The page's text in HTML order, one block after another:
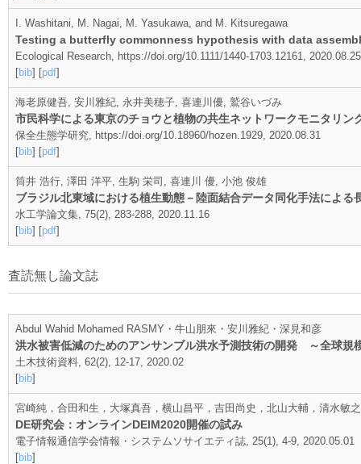
I. Washitani, M. Nagai, M. Yasukawa, and M. Kitsuregawa
Testing a butterfly commonness hypothesis with data
Ecological Research, https://doi.org/10.1111/1440-1703.12161, 2020.08.25
[bib] [pdf]
海老原健吾, 安川雅紀, 永井美穂子, 喜連川優, 鷲谷いづみ
市民科学による東京のチョウと植物の共生ネットワークモニタリン
保全生態学研究, https://doi.org/10.18960/hozen.1929, 2020.08.31
[bib] [pdf]
筒井 浩行, 澤田 洋平, 生駒 栄司, 喜連川 優, 小池 俊雄
ブラジル北東域における植生動態－陸面結合データ同化手法によ
水工学論文集, 75(2), 283-288, 2020.11.16
[bib] [pdf]
査読無し論文誌
Abdul Wahid Mohamed RASMY・牛山朋來・安川雅紀・深見和彦
洪水被害低減のためのアンサンブル洪水予測技術の開発 ～全球規
土木技術資料, 62(2), 12-17, 2020.02
[bib]
宮崎純，合田和生，大塚真吾，横山昌平，吉田尚史，北山大輔，清水敏
DE研究会：オンラインDEIM2020開催の試み
電子情報通信学会情報・システムソサイエティ誌, 25(1), 4-9, 2020.05.01
[bib]